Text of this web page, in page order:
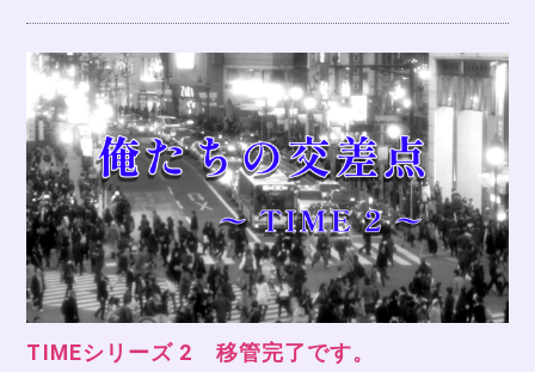
TIMEシリーズ 2 移管完了です。